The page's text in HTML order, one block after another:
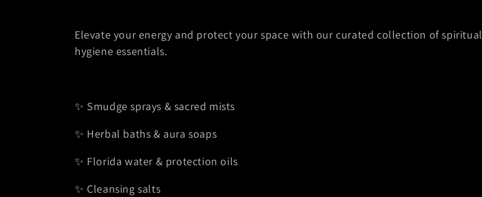
Elevate your energy and protect your space with our curated collection of spiritual
hygiene essentials.
✨ Smudge sprays & sacred mists
✨ Herbal baths & aura soaps
✨ Florida water & protection oils
✨ Cleansing salts